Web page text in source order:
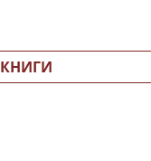
КНИГИ